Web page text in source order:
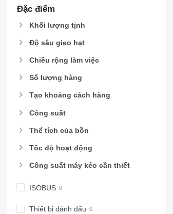
Đặc điểm
Khối lượng tịnh
Độ sâu gieo hạt
Chiều rộng làm việc
Số lượng hàng
Tạo khoảng cách hàng
Công suất
Thể tích của bồn
Tốc độ hoạt động
Công suất máy kéo cần thiết
ISOBUS
Thiết bị đánh dấu